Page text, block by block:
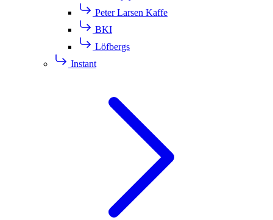
Peter Larsen Kaffe
BKI
Löfbergs
Instant